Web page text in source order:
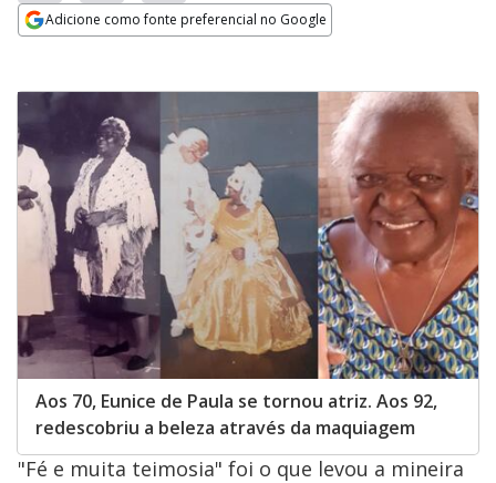
Adicione como fonte preferencial no Google
Aos 70, Eunice de Paula se tornou atriz. Aos 92,
redescobriu a beleza através da maquiagem
"Fé e muita teimosia" foi o que levou a mineira